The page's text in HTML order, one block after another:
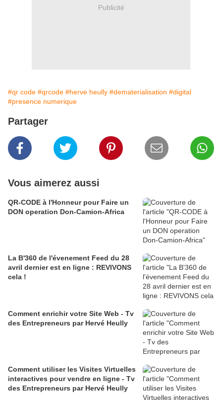
Publicité
#qr code #qrcode #herve heully #dematerialisation #digital
#presence numerique
Partager
Vous aimerez aussi
QR-CODE à l'Honneur pour Faire un
DON operation Don-Camion-Africa
La B'360 de l'évenement Feed du 28
avril dernier est en ligne : REVIVONS
cela !
Comment enrichir votre Site Web - Tv
des Entrepreneurs par Hervé Heully
Comment utiliser les Visites Virtuelles
interactives pour vendre en ligne - Tv
des Entrepreneurs par Hervé Heully